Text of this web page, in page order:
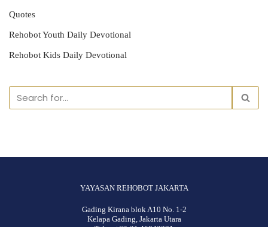
Quotes
Rehobot Youth Daily Devotional
Rehobot Kids Daily Devotional
YAYASAN REHOBOT JAKARTA
Gading Kirana blok A10 No. 1-2
Kelapa Gading, Jakarta Utara